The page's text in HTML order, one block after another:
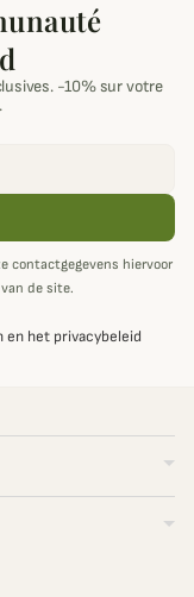
-10% sur votre
contactgegevens hiervoor
de site.
en het privacybeleid